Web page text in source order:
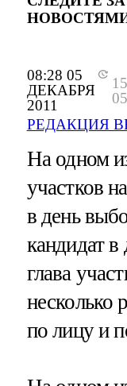
08:28 05
ДЕКАБРЯ
2011
РЕДАКЦИЯ
На одном
участков
в день
кандидат
глава
несколько
по лицу и